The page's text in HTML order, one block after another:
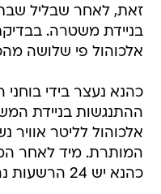
זאת, לאחר שבליל
בניידת משטרה.
אלכוהול פי שלושה
כהנא נעצר בידי
אלכוהול לליטר
המותרת. מיד לאחר
כהנא יש 24 הרשעות נהיגה.